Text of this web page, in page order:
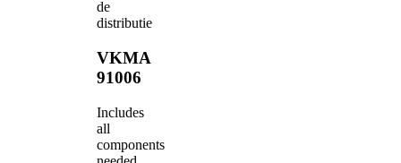
de
distributie
VKMA
91006
Includes
all
components